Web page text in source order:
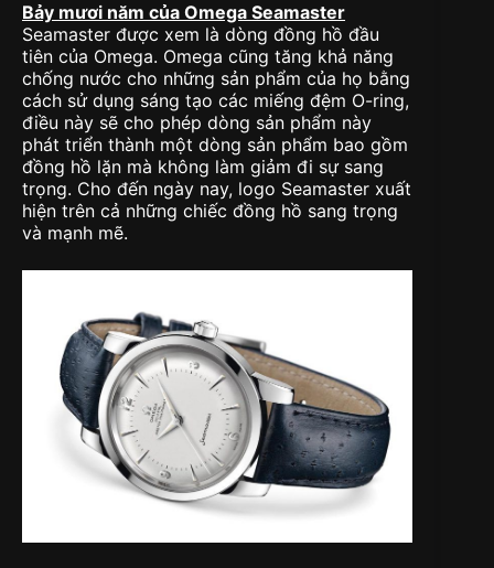
Bảy mươi năm của Omega Seamaster
Seamaster được xem là dòng đồng hồ đầu
tiên của Omega. Omega cũng tăng khả năng
chống nước cho những sản phẩm của họ bằng
cách sử dụng sáng tạo các miếng đệm O-ring,
điều này sẽ cho phép dòng sản phẩm này
phát triển thành một dòng sản phẩm bao gồm
đồng hồ lặn mà không làm giảm đi sự sang
trọng. Cho đến ngày nay, logo Seamaster xuất
hiện trên cả những chiếc đồng hồ sang trọng
và mạnh mẽ.